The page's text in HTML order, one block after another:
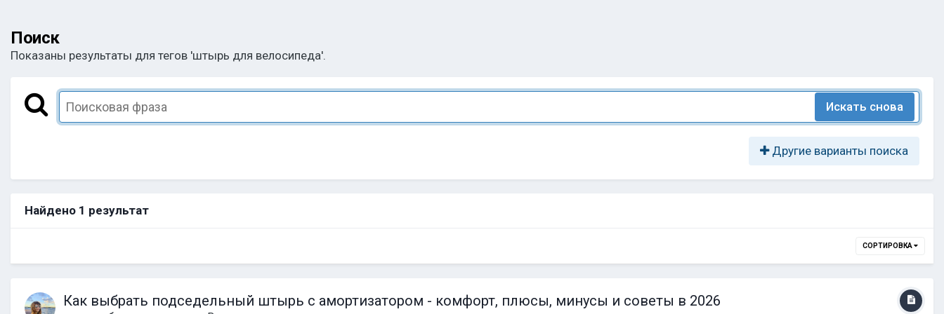
Поиск
Показаны результаты для тегов 'штырь для велосипеда'.
Искать снова
Другие варианты поиска
Найдено 1 результат
СОРТИРОВКА
Как выбрать подседельный штырь с амортизатором - комфорт, плюсы, минусы и советы в 2026